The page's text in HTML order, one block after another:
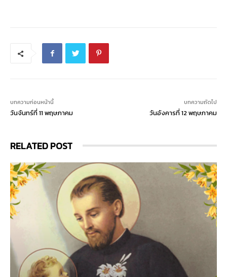
บทความก่อนหน้านี้
วันจันทร์ที่ 11 พฤษภาคม
บทความถัดไป
วันอังคารที่ 12 พฤษภาคม
RELATED POST